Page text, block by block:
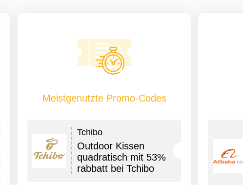
Meistgenutzte Promo-Codes
Tchibo
Outdoor Kissen
quadratisch mit 53%
rabbatt bei Tchibo